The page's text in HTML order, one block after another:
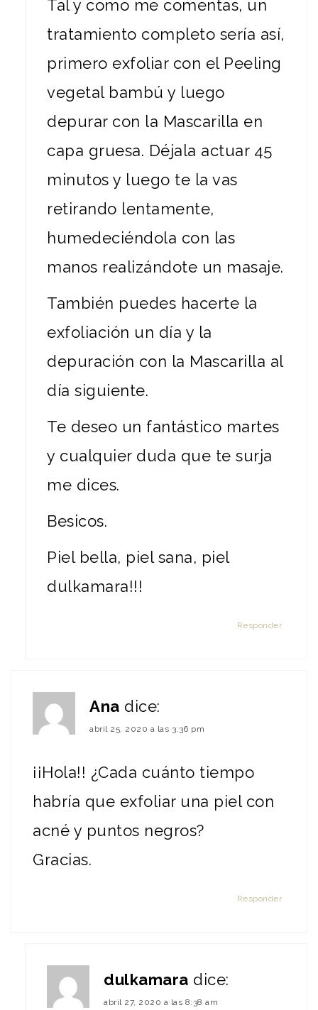
Tal y como me comentas, un
tratamiento completo sería así,
primero exfoliar con el Peeling
vegetal bambú y luego
depurar con la Mascarilla en
capa gruesa. Déjala actuar 45
minutos y luego te la vas
retirando lentamente,
humedeciéndola con las
manos realizándote un masaje.
También puedes hacerte la
exfoliación un día y la
depuración con la Mascarilla al
día siguiente.
Te deseo un fantástico martes
y cualquier duda que te surja
me dices.
Besicos.
Piel bella, piel sana, piel
dulkamara!!!
Responder
Ana dice:
abril 25, 2020 a las 3:36 pm
¡¡Hola!! ¿Cada cuánto tiempo
habría que exfoliar una piel con
acné y puntos negros?
Gracias.
Responder
dulkamara dice:
abril 27, 2020 a las 8:38 am